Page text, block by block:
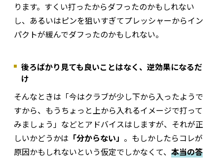
ります。すくい打ったからダフったのかもしれない
し、あるいはピンを狙いすぎてプレッシャーからイン
パクトが緩んでダフったのかもしれない。
後ろばかり見ても良いことはなく、逆効果になるだ
け
そんなときは「今はクラブが少し下から入ったようで
すから、もうちょっと上から入れるイメージで打って
みましょう」などとアドバイスはしますが、それが正
しいかどうかは 「分からない」 。もしかしたらコレが
原因かもしれないという仮定でしかなくて、 本当の答